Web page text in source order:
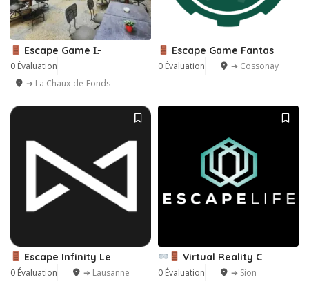
Escape Game L̵
0 Évaluation
➔ La Chaux-de-Fonds
Escape Game Fantas
0 Évaluation ➔ Cossonay
Escape Infinity Le
0 Évaluation ➔ Lausanne
Virtual Reality C
0 Évaluation ➔ Sion